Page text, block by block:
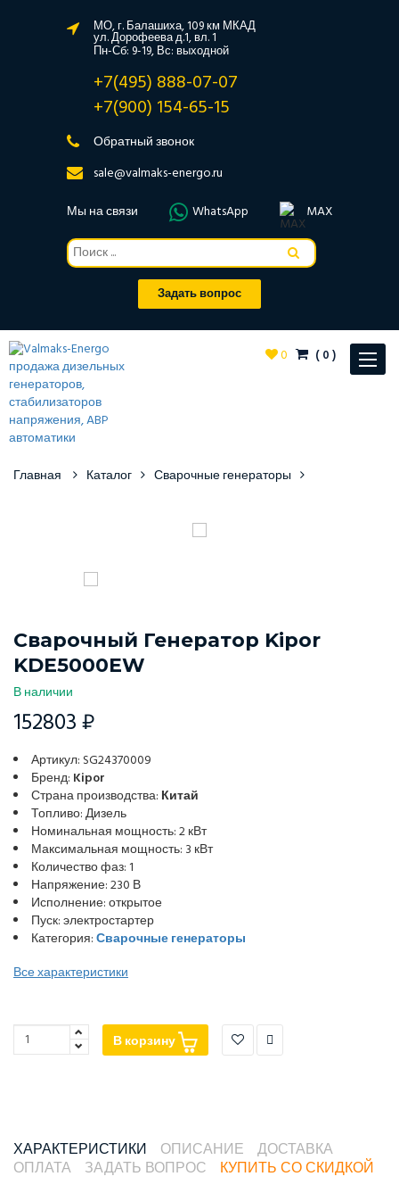
МО, г. Балашиха, 109 км МКАД
ул. Дорофеева д.1, вл. 1
Пн-Сб: 9-19, Вс: выходной
+7(495) 888-07-07
+7(900) 154-65-15
Обратный звонок
sale@valmaks-energo.ru
Мы на связи
WhatsApp MAX
Задать вопрос
Toggle
0 (0)
Главная Каталог Сварочные генераторы
Сварочный Генератор Kipor
KDE5000EW
В наличии
152803 ₽
Артикул: SG24370009
Бренд: Kipor
Страна производства: Китай
Топливо: Дизель
Номинальная мощность: 2 кВт
Максимальная мощность: 3 кВт
Количество фаз: 1
Напряжение: 230 В
Исполнение: открытое
Пуск: электростартер
Категория:Сварочные генераторы
Все характеристики
В корзину
ХАРАКТЕРИСТИКИ ОПИСАНИЕ
ДОСТАВКА
ОПЛАТА
ЗАДАТЬ ВОПРОС КУПИТЬ СО СКИДКОЙ